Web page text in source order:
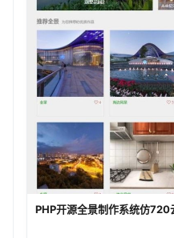
PHP开源全景制作系统仿